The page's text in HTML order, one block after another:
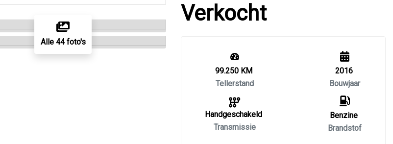
Alle 44 foto's
Verkocht
99.250 KM
Tellerstand
Handgeschakeld
Transmissie
2016
Bouwjaar
Benzine
Brandstof